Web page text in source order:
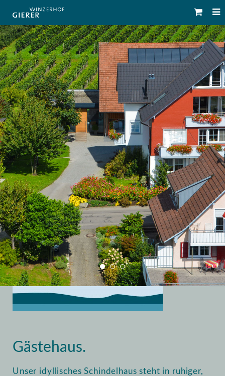
Gästehaus.
Unser idyllisches Schindelhaus steht in ruhiger,